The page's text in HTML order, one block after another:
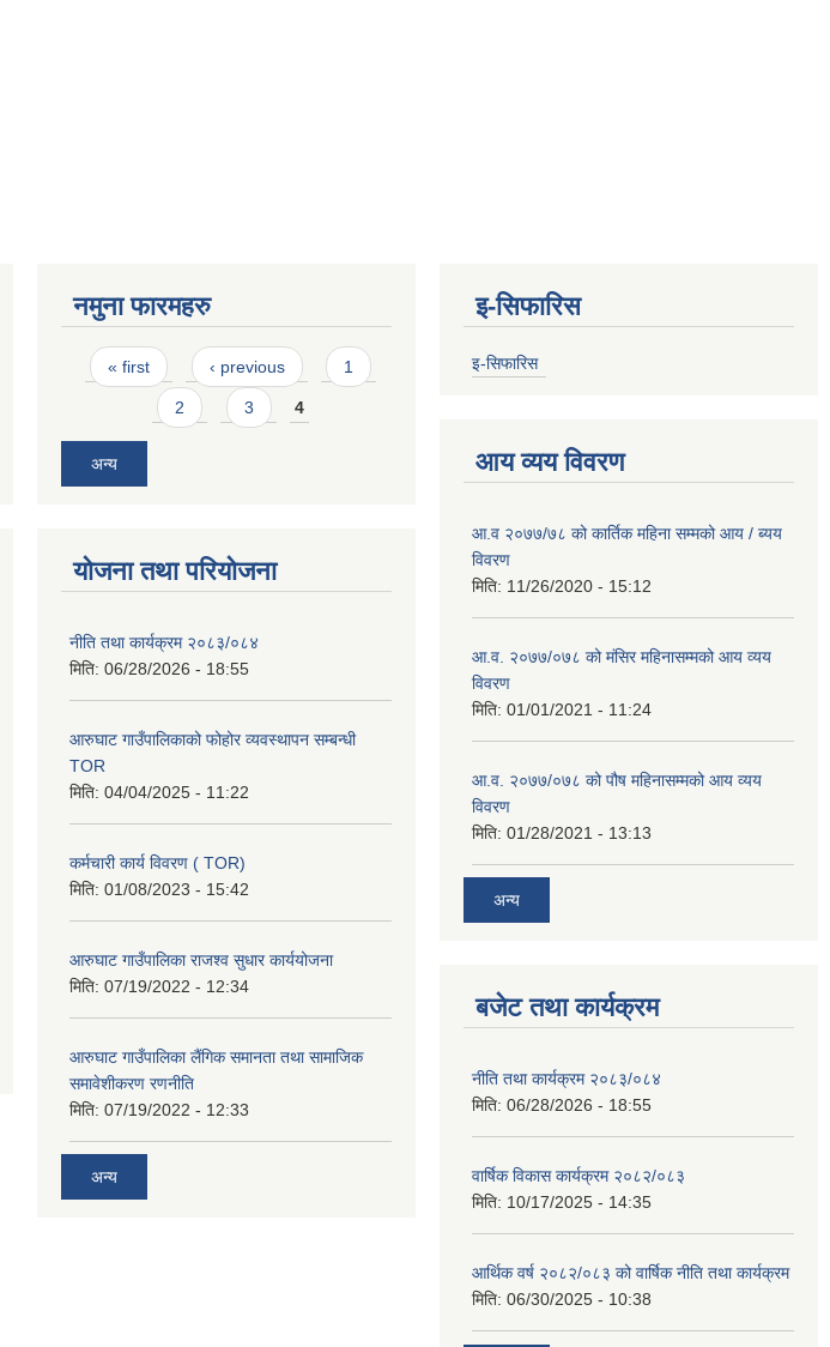
नमुना फारमहरु
Pages
« first ‹ previous 1
2 3 4
अन्य
योजना तथा परियोजना
नीति तथा कार्यक्रम २०८३/०८४
मिति: 06/28/2026 - 18:55
आरुघाट गाउँपालिकाको फोहोर व्यवस्थापन सम्बन्धी
TOR
मिति: 04/04/2025 - 11:22
कर्मचारी कार्य विवरण ( TOR)
मिति: 01/08/2023 - 15:42
आरुघाट गाउँपालिका राजश्व सुधार कार्ययोजना
मिति: 07/19/2022 - 12:34
आरुघाट गाउँपालिका लैंगिक समानता तथा सामाजिक
समावेशीकरण रणनीति
मिति: 07/19/2022 - 12:33
अन्य
इ-सिफारिस
इ-सिफारिस
आय व्यय विवरण
आ.व २०७७/७८ को कार्तिक महिना सम्मको आय / ब्यय
विवरण
मिति: 11/26/2020 - 15:12
आ.व. २०७७/०७८ को मंसिर महिनासम्मको आय व्यय
विवरण
मिति: 01/01/2021 - 11:24
आ.व. २०७७/०७८ को पौष महिनासम्मको आय व्यय
विवरण
मिति: 01/28/2021 - 13:13
अन्य
बजेट तथा कार्यक्रम
नीति तथा कार्यक्रम २०८३/०८४
मिति: 06/28/2026 - 18:55
वार्षिक विकास कार्यक्रम २०८२/०८३
मिति: 10/17/2025 - 14:35
आर्थिक वर्ष २०८२/०८३ को वार्षिक नीति तथा कार्यक्रम
मिति: 06/30/2025 - 10:38